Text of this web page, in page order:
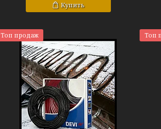
Купить
Топ продаж Топ
Кабель DEVIsnow 30T